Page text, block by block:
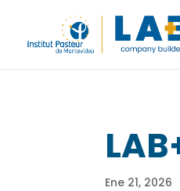
Ene 21, 2026